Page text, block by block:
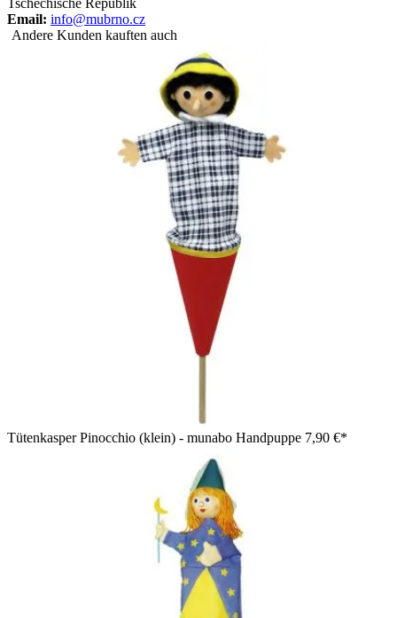
Tschechische Republik
Email: info@mubrno.cz
Andere Kunden kauften auch
Tütenkasper Pinocchio (klein) - munabo Handpuppe 7,90 €*